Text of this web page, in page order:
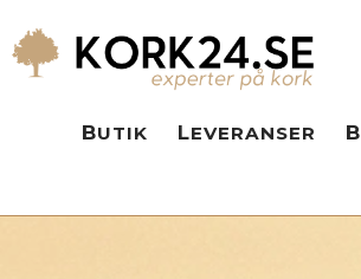
BUTIK LEVERANSER